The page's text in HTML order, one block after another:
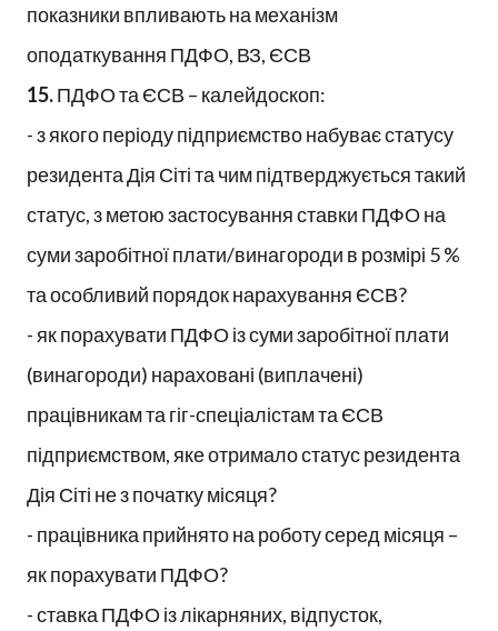
показники впливають на механізм
оподаткування ПДФО, ВЗ, ЄСВ
15.ПДФО та ЄСВ – калейдоскоп:
- з якого періоду підприємство набуває статусу
резидента Дія Сіті та чим підтверджується такий
статус, з метою застосування ставки ПДФО на
суми заробітної плати/винагороди в розмірі 5 %
та особливий порядок нарахування ЄСВ?
- як порахувати ПДФО із суми заробітної плати
(винагороди) нараховані (виплачені)
працівникам та гіг-спеціалістам та ЄСВ
підприємством, яке отримало статус резидента
Дія Сіті не з початку місяця?
- працівника прийнято на роботу серед місяця –
як порахувати ПДФО?
- ставка ПДФО із лікарняних, відпусток,